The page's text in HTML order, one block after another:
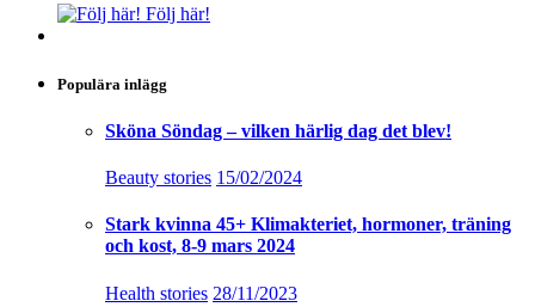
Följ här!
Populära inlägg
Sköna Söndag – vilken härlig dag det blev!
Beauty stories 15/02/2024
Stark kvinna 45+ Klimakteriet, hormoner, träning
och kost, 8-9 mars 2024
Health stories 28/11/2023